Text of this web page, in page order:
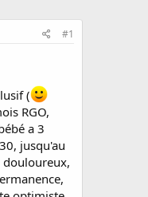
#1
(
RGO,
a 3
jusqu'au
douloureux,